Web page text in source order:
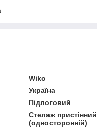
Wiko
Україна
Підлоговий
Стелаж пристінний
(односторонній)